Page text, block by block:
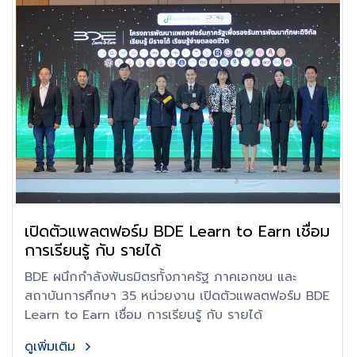
เปิดตัวแพลตฟอร์ม BDE Learn to Earn เชื่อม
การเรียนรู้ กับ รายได้
BDE ผนึกกำลังพันธมิตรทั้งภาครัฐ ภาคเอกชน และ
สถาบันการศึกษา 35 หน่วยงาน เปิดตัวแพลตฟอร์ม BDE
Learn to Earn เชื่อม การเรียนรู้ กับ รายได้
ดูเพิ่มเติม